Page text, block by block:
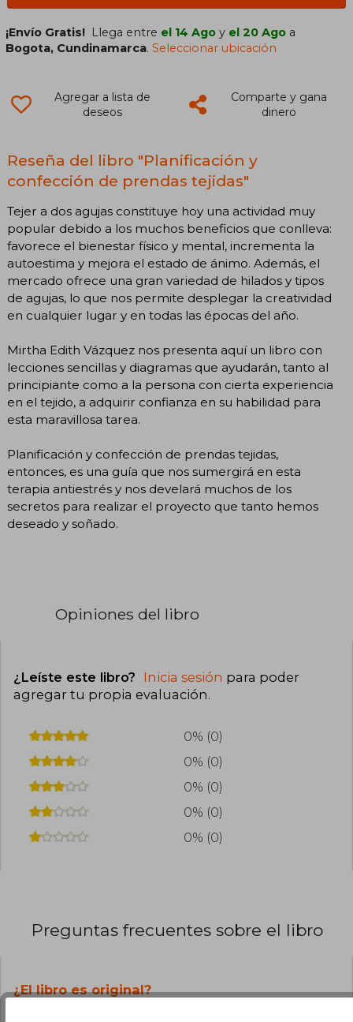
¡Envío Gratis! Llega entre el 14 Ago y el 20 Ago a
Bogota, Cundinamarca.Seleccionar ubicación
Agregar a lista de
deseos
Comparte y gana
dinero
Reseña del libro "Planificación y
confección de prendas tejidas"
Tejer a dos agujas constituye hoy una actividad muy
popular debido a los muchos beneficios que conlleva:
favorece el bienestar físico y mental, incrementa la
autoestima y mejora el estado de ánimo. Además, el
mercado ofrece una gran variedad de hilados y tipos
de agujas, lo que nos permite desplegar la creatividad
en cualquier lugar y en todas las épocas del año.
Mirtha Edith Vázquez nos presenta aquí un libro con
lecciones sencillas y diagramas que ayudarán, tanto al
principiante como a la persona con cierta experiencia
en el tejido, a adquirir confianza en su habilidad para
esta maravillosa tarea.
Planificación y confección de prendas tejidas,
entonces, es una guía que nos sumergirá en esta
terapia antiestrés y nos develará muchos de los
secretos para realizar el proyecto que tanto hemos
deseado y soñado.
Opiniones del libro
¿Leíste este libro? Inicia sesión para poder
agregar tu propia evaluación.
0% (0)
0% (0)
0% (0)
0% (0)
0% (0)
Preguntas frecuentes sobre el libro
¿El libro es original?